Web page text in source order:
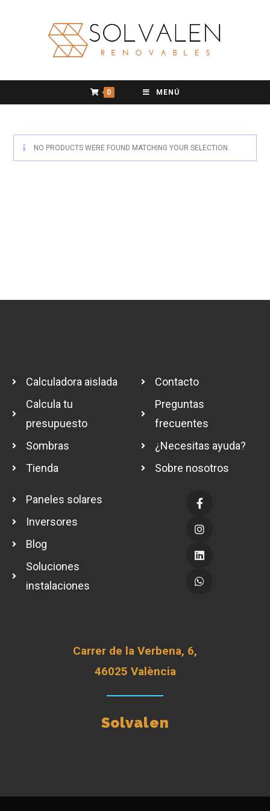
0 MENÚ
NO PRODUCTS WERE FOUND MATCHING YOUR SELECTION.
Calculadora aislada
Calcula tu
presupuesto
Sombras
Tienda
Paneles solares
Inversores
Blog
Soluciones
instalaciones
Contacto
Preguntas
frecuentes
¿Necesitas ayuda?
Sobre nosotros
Carrer de la Verbena, 6,
46025 València
Solvalen